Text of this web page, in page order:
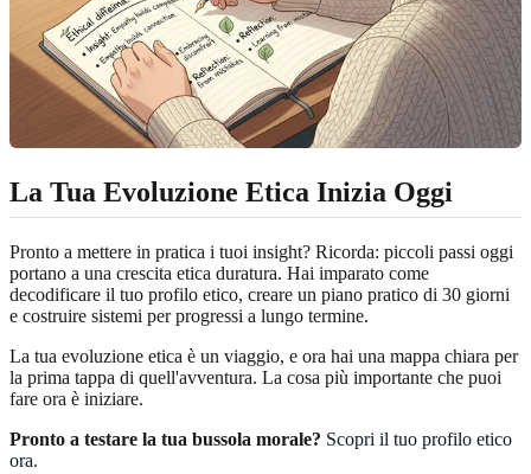
La Tua Evoluzione Etica Inizia Oggi
Pronto a mettere in pratica i tuoi insight? Ricorda: piccoli passi oggi
portano a una crescita etica duratura. Hai imparato come
decodificare il tuo profilo etico, creare un piano pratico di 30 giorni
e costruire sistemi per progressi a lungo termine.
La tua evoluzione etica è un viaggio, e ora hai una mappa chiara per
la prima tappa di quell'avventura. La cosa più importante che puoi
fare ora è iniziare.
Pronto a testare la tua bussola morale? Scopri il tuo profilo etico
ora.